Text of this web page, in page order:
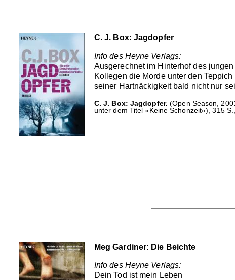
C. J. Box: Jagdopfer
Info des Heyne Verlags:
Ausgerechnet im Hinterhof des
Kollegen die Morde unter den
seiner Hartnäckigkeit bald nicht nur
C. J. Box: Jagdopfer. (Open Season,
unter dem Titel »Keine Schonzeit«), 315
Meg Gardiner: Die Beichte
Info des Heyne Verlags:
Dein Tod ist mein Leben